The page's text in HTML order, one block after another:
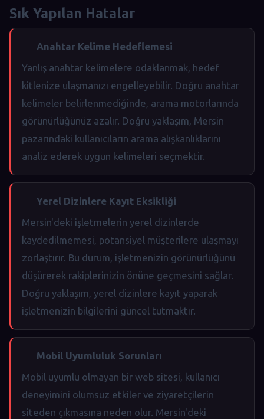
Sık Yapılan Hatalar
Anahtar Kelime Hedeflemesi
Yanlış anahtar kelimelere odaklanmak, hedef
kitlenize ulaşmanızı engelleyebilir. Doğru anahtar
kelimeler belirlenmediğinde, arama motorlarında
görünürlüğünüz azalır. Doğru yaklaşım, Mersin
pazarındaki kullanıcıların arama alışkanlıklarını
analiz ederek uygun kelimeleri seçmektir.
Yerel Dizinlere Kayıt Eksikliği
Mersin'deki işletmelerin yerel dizinlerde
kaydedilmemesi, potansiyel müşterilere ulaşmayı
zorlaştırır. Bu durum, işletmenizin görünürlüğünü
düşürerek rakiplerinizin önüne geçmesini sağlar.
Doğru yaklaşım, yerel dizinlere kayıt yaparak
işletmenizin bilgilerini güncel tutmaktır.
Mobil Uyumluluk Sorunları
Mobil uyumlu olmayan bir web sitesi, kullanıcı
deneyimini olumsuz etkiler ve ziyaretçilerin
siteden çıkmasına neden olur. Mersin'deki